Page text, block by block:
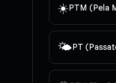
☀️PTM (Pela
🌤️PT